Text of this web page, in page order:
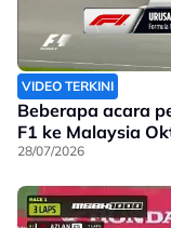
VIDEO TERKINI
Beberapa acara
F1 ke Malaysia
28/07/2026